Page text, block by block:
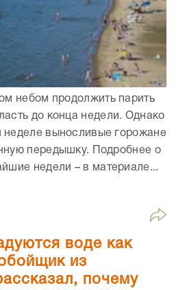
небом продолжить парить
до конца недели. Однако
выносливые горожане
передышку. Подробнее о
недели – в материале...
воде как
из
почему